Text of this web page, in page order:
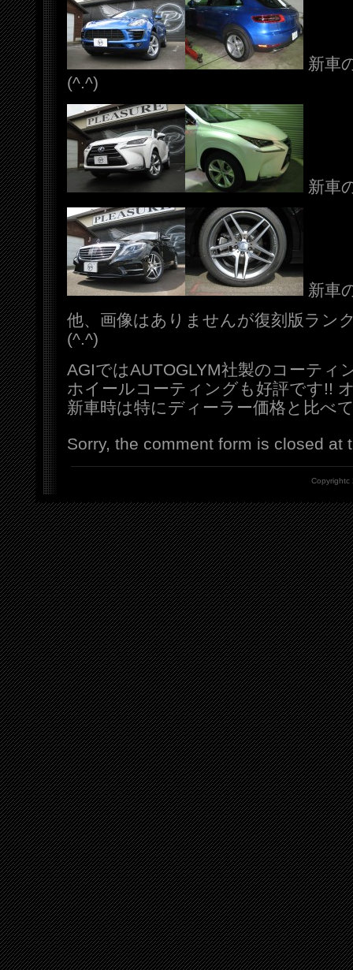
新車
(^.^)
新車
新車
他、画像はありませんが復刻版ラン
(^.^)
AGIではAUTOGLYM社製のコーティ
ホイールコーティングも好評です!!
新車時は特にディーラー価格と比べ
Sorry, the comment form is closed at
Copyrightc